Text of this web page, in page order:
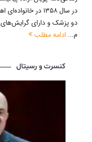
در سال ۱۳۵۸ در
دو پزشک و دارای گرایش‌های
م... ادامه مطلب
کنسرت و رسیتال